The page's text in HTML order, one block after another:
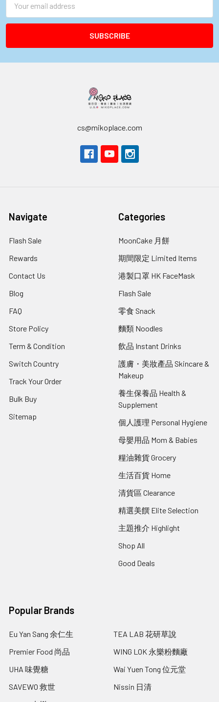
Address
cs@mikoplace.com
Navigate
Flash Sale
Rewards
Contact Us
Blog
FAQ
Store Policy
Term & Condition
Switch Country
Track Your Order
Bulk Buy
Sitemap
Categories
MoonCake 月餅
期間限定 Limited Items
港製口罩 HK FaceMask
Flash Sale
零食 Snack
麵類 Noodles
飲品 Instant Drinks
護膚・美妝產品 Skincare &
Makeup
養生保養品 Health &
Supplement
個人護理 Personal Hygiene
母嬰用品 Mom & Babies
糧油雜貨 Grocery
生活百貨 Home
清貨區 Clearance
精選美饌 Elite Selection
主題推介 Highlight
Shop All
Good Deals
Popular Brands
Eu Yan Sang 余仁生
Premier Food 尚品
UHA 味覺糖
SAVEWO 救世
TEA LAB 花研草說
WING LOK 永樂粉麵廠
Wai Yuen Tong 位元堂
Nissin 日清